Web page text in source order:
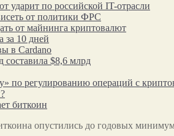
ударит по российской IT-отрасли
от политики ФРС
от майнинга криптовалют
за 10 дней
в Cardano
$8,6 млрд
по регулированию операций с
биткоин
опустились до годовых